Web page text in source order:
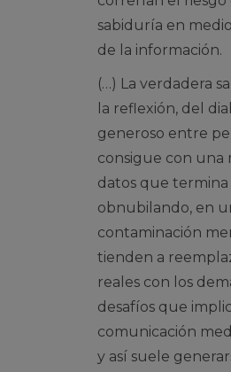
sabiduría en
de la información.
(…) La verdadera
la reflexión, del
generoso entre
consigue con una
datos que
obnubilando, en
contaminación
tienden a
reales con los
desafíos que
comunicación
y así suele